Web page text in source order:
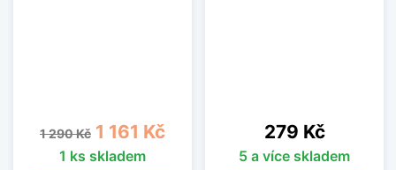
Běžná cena
1 290 Kč Cena
1 161 Kč
1 ks skladem
Cena
279 Kč
5 a více skladem